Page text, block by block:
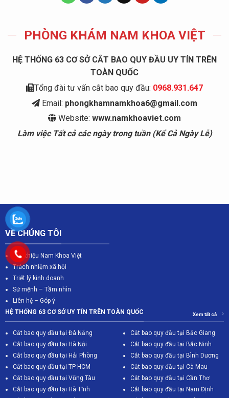
PHÒNG KHÁM NAM KHOA VIỆT
HỆ THỐNG 63 CƠ SỞ CẮT BAO QUY ĐẦU UY TÍN TRÊN
TOÀN QUỐC
Tổng đài tư vấn cắt bao quy đầu: 0968.931.647
Email: phongkhamnamkhoa6@gmail.com
Website: www.namkhoaviet.com
Làm việc Tất cả các ngày trong tuần (Kể Cả Ngày Lễ)
VỀ CHÚNG TÔI
Giới thiệu Nam Khoa Việt
Trách nhiệm xã hội
Triết lý kinh doanh
Sứ mệnh – Tầm nhìn
Liên hệ – Góp ý
HỆ THỐNG 63 CƠ SỞ UY TÍN TRÊN TOÀN QUỐC
Xem tất cả
Cắt bao quy đầu tại Đà Nẵng
Cắt bao quy đầu tại Hà Nội
Cắt bao quy đầu tại Hải Phòng
Cắt bao quy đầu tại TP HCM
Cắt bao quy đầu tại Vũng Tàu
Cắt bao quy đầu tại Bắc Giang
Cắt bao quy đầu tại Bắc Ninh
Cắt bao quy đầu tại Bình Dương
Cắt bao quy đầu tại Cà Mau
Cắt bao quy đầu tại Cần Thơ
Cắt bao quy đầu tại Hà Tĩnh
Cắt bao quy đầu tại Nam Định